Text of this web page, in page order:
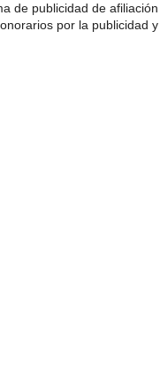
de publicidad de
por la publicidad